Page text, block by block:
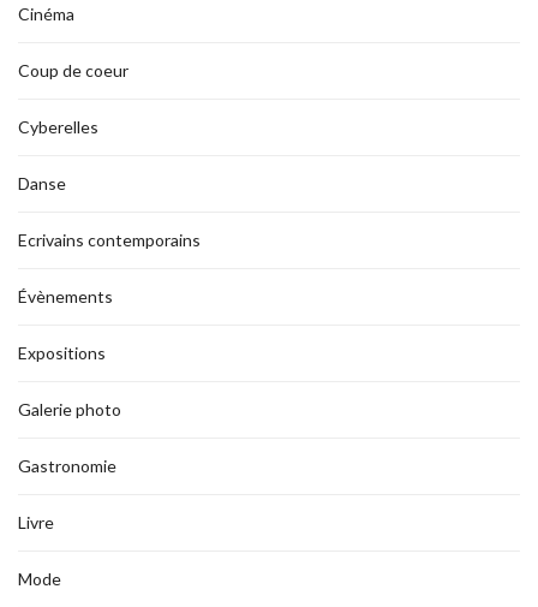
Cinéma
Coup de coeur
Cyberelles
Danse
Ecrivains contemporains
Évènements
Expositions
Galerie photo
Gastronomie
Livre
Mode